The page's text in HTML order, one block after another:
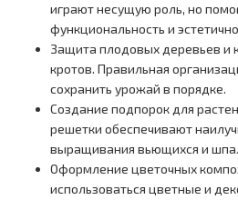
играют несущую роль, но
функциональность и
Защита плодовых деревьев и
кротов. Правильная
сохранить урожай в порядке.
Создание подпорок для
решетки обеспечивают
выращивания вьющихся и
Оформление цветочных
использоваться цветные и